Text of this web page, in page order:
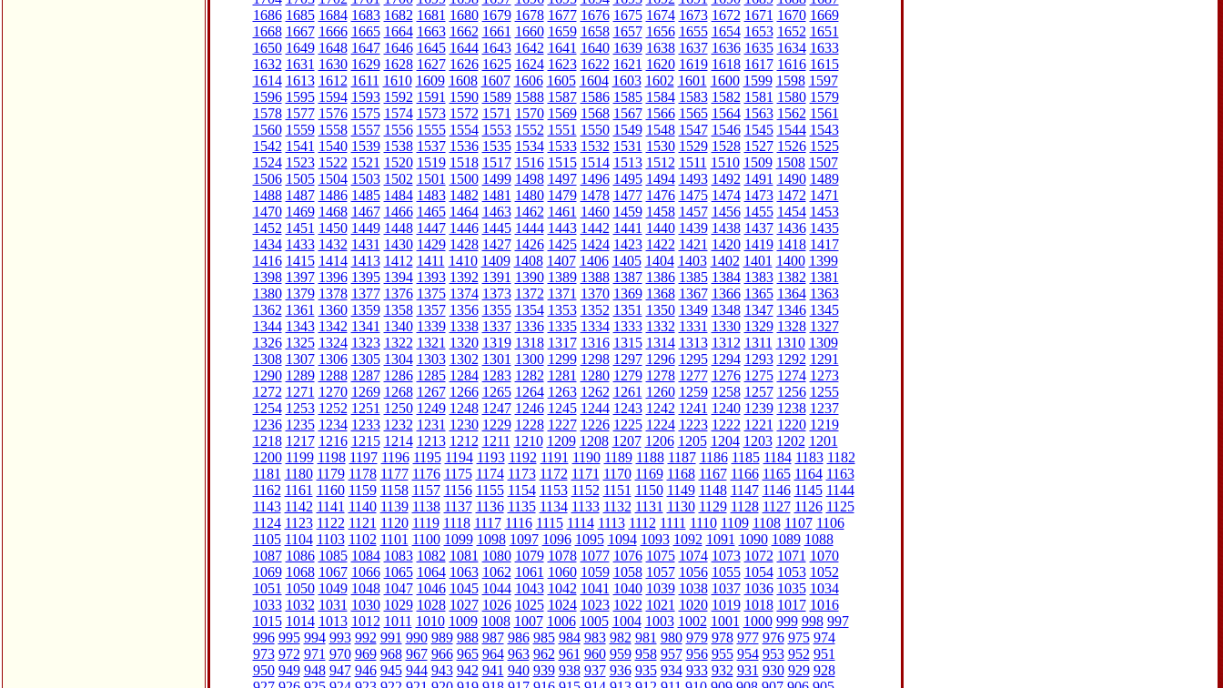
1686 1685 1684 1683 1682 1681 1680 1679 1678 1677 1676 1675 1674 1673 1672 1671 1670 1669
1668 1667 1666 1665 1664 1663 1662 1661 1660 1659 1658 1657 1656 1655 1654 1653 1652 1651
1650 1649 1648 1647 1646 1645 1644 1643 1642 1641 1640 1639 1638 1637 1636 1635 1634 1633
1632 1631 1630 1629 1628 1627 1626 1625 1624 1623 1622 1621 1620 1619 1618 1617 1616 1615
1614 1613 1612 1611 1610 1609 1608 1607 1606 1605 1604 1603 1602 1601 1600 1599 1598 1597
1596 1595 1594 1593 1592 1591 1590 1589 1588 1587 1586 1585 1584 1583 1582 1581 1580 1579
1578 1577 1576 1575 1574 1573 1572 1571 1570 1569 1568 1567 1566 1565 1564 1563 1562 1561
1560 1559 1558 1557 1556 1555 1554 1553 1552 1551 1550 1549 1548 1547 1546 1545 1544 1543
1542 1541 1540 1539 1538 1537 1536 1535 1534 1533 1532 1531 1530 1529 1528 1527 1526 1525
1524 1523 1522 1521 1520 1519 1518 1517 1516 1515 1514 1513 1512 1511 1510 1509 1508 1507
1506 1505 1504 1503 1502 1501 1500 1499 1498 1497 1496 1495 1494 1493 1492 1491 1490 1489
1488 1487 1486 1485 1484 1483 1482 1481 1480 1479 1478 1477 1476 1475 1474 1473 1472 1471
1470 1469 1468 1467 1466 1465 1464 1463 1462 1461 1460 1459 1458 1457 1456 1455 1454 1453
1452 1451 1450 1449 1448 1447 1446 1445 1444 1443 1442 1441 1440 1439 1438 1437 1436 1435
1434 1433 1432 1431 1430 1429 1428 1427 1426 1425 1424 1423 1422 1421 1420 1419 1418 1417
1416 1415 1414 1413 1412 1411 1410 1409 1408 1407 1406 1405 1404 1403 1402 1401 1400 1399
1398 1397 1396 1395 1394 1393 1392 1391 1390 1389 1388 1387 1386 1385 1384 1383 1382 1381
1380 1379 1378 1377 1376 1375 1374 1373 1372 1371 1370 1369 1368 1367 1366 1365 1364 1363
1362 1361 1360 1359 1358 1357 1356 1355 1354 1353 1352 1351 1350 1349 1348 1347 1346 1345
1344 1343 1342 1341 1340 1339 1338 1337 1336 1335 1334 1333 1332 1331 1330 1329 1328 1327
1326 1325 1324 1323 1322 1321 1320 1319 1318 1317 1316 1315 1314 1313 1312 1311 1310 1309
1308 1307 1306 1305 1304 1303 1302 1301 1300 1299 1298 1297 1296 1295 1294 1293 1292 1291
1290 1289 1288 1287 1286 1285 1284 1283 1282 1281 1280 1279 1278 1277 1276 1275 1274 1273
1272 1271 1270 1269 1268 1267 1266 1265 1264 1263 1262 1261 1260 1259 1258 1257 1256 1255
1254 1253 1252 1251 1250 1249 1248 1247 1246 1245 1244 1243 1242 1241 1240 1239 1238 1237
1236 1235 1234 1233 1232 1231 1230 1229 1228 1227 1226 1225 1224 1223 1222 1221 1220 1219
1218 1217 1216 1215 1214 1213 1212 1211 1210 1209 1208 1207 1206 1205 1204 1203 1202 1201
1200 1199 1198 1197 1196 1195 1194 1193 1192 1191 1190 1189 1188 1187 1186 1185 1184 1183 1182
1181 1180 1179 1178 1177 1176 1175 1174 1173 1172 1171 1170 1169 1168 1167 1166 1165 1164 1163
1162 1161 1160 1159 1158 1157 1156 1155 1154 1153 1152 1151 1150 1149 1148 1147 1146 1145 1144
1143 1142 1141 1140 1139 1138 1137 1136 1135 1134 1133 1132 1131 1130 1129 1128 1127 1126 1125
1124 1123 1122 1121 1120 1119 1118 1117 1116 1115 1114 1113 1112 1111 1110 1109 1108 1107 1106
1105 1104 1103 1102 1101 1100 1099 1098 1097 1096 1095 1094 1093 1092 1091 1090 1089 1088
1087 1086 1085 1084 1083 1082 1081 1080 1079 1078 1077 1076 1075 1074 1073 1072 1071 1070
1069 1068 1067 1066 1065 1064 1063 1062 1061 1060 1059 1058 1057 1056 1055 1054 1053 1052
1051 1050 1049 1048 1047 1046 1045 1044 1043 1042 1041 1040 1039 1038 1037 1036 1035 1034
1033 1032 1031 1030 1029 1028 1027 1026 1025 1024 1023 1022 1021 1020 1019 1018 1017 1016
1015 1014 1013 1012 1011 1010 1009 1008 1007 1006 1005 1004 1003 1002 1001 1000 999 998 997
996 995 994 993 992 991 990 989 988 987 986 985 984 983 982 981 980 979 978 977 976 975 974
973 972 971 970 969 968 967 966 965 964 963 962 961 960 959 958 957 956 955 954 953 952 951
950 949 948 947 946 945 944 943 942 941 940 939 938 937 936 935 934 933 932 931 930 929 928